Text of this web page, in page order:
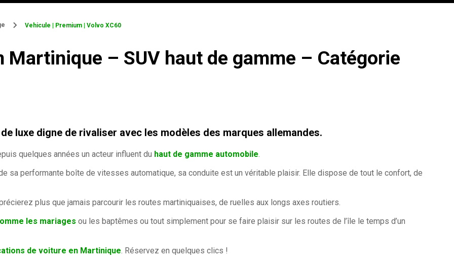
Vehicule | Premium | Volvo XC60
Martinique – SUV haut de gamme – Catégorie
luxe digne de rivaliser avec les modèles des marques allemandes.
quelques années un acteur influent du haut de gamme automobile.
sa performante boîte de vitesses automatique, sa conduite est un véritable plaisir. Elle dispose de tout le confort, de
plus que jamais parcourir les routes martiniquaises, de ruelles aux longs axes routiers.
les mariages ou les baptêmes ou tout simplement pour se faire plaisir sur les routes de l’île le temps d’un
de voiture en Martinique. Réservez en quelques clics !